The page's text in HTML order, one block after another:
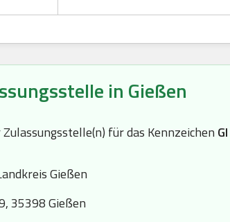
in Gießen
für das Kennzeichen GI
Gießen
35398 Gießen